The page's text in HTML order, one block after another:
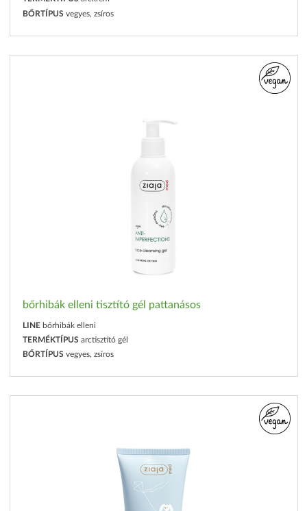
BŐRTÍPUS vegyes, zsíros
bőrhibák elleni tisztító gél pattanásos
LINE bőrhibák elleni
TERMÉKTÍPUS arctisztító gél
BŐRTÍPUS vegyes, zsíros